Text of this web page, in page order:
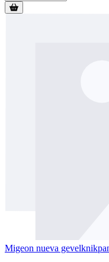
Migeon nueva